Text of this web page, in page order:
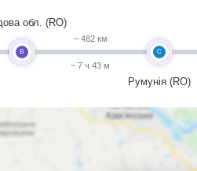
B
обл. (RO)
~ 482 км
~ 7 ч 43 м
C
Румунія (RO)